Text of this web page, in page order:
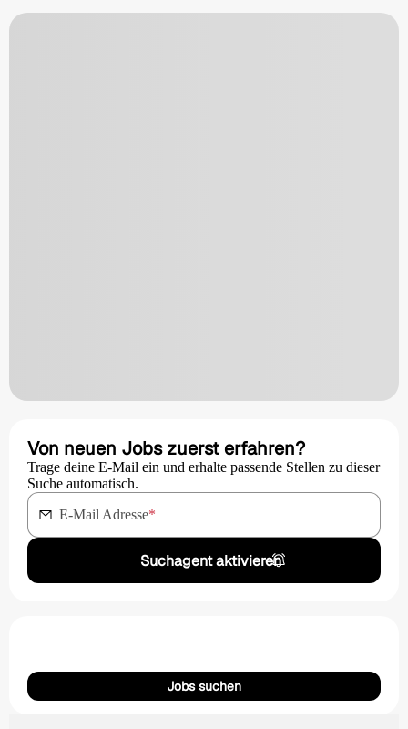
Von neuen Jobs zuerst erfahren?
Trage deine E-Mail ein und erhalte passende Stellen zu dieser
Suche automatisch.
E-Mail Adresse*
Suchagent aktivieren
Jobs suchen